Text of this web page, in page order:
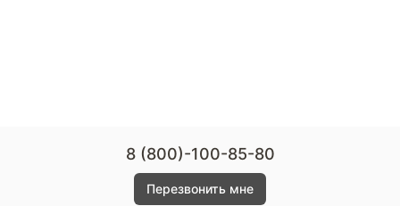
8 (800)-100-85-80
Перезвонить мне